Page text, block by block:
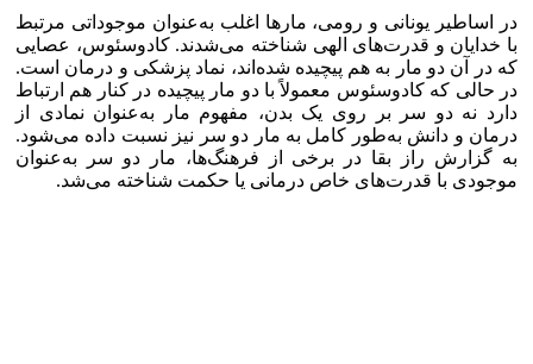
در اساطیر یونانی و رومی، مار‌ها اغلب به‌عنوان موجوداتی مرتبط
با خدا‌یان و قدرت‌های الهی شناخته می‌شدند. کادوسئوس، عصایی
که در آن دو مار به هم پیچیده شده‌اند، نماد پزشکی و درمان است.
در حالی که کادوسئوس معمولاً با دو مار پیچیده در کنار هم ارتباط
دارد نه دو سر بر روی یک بدن، مفهوم مار به‌عنوان نمادی از
درمان و دانش به‌طور کامل به مار دو سر نیز نسبت داده می‌شود.
به گزارش راز بقا در برخی از فرهنگ‌ها، مار دو سر به‌عنوان
موجودی با قدرت‌های خاص درمانی یا حکمت شناخته می‌شد.